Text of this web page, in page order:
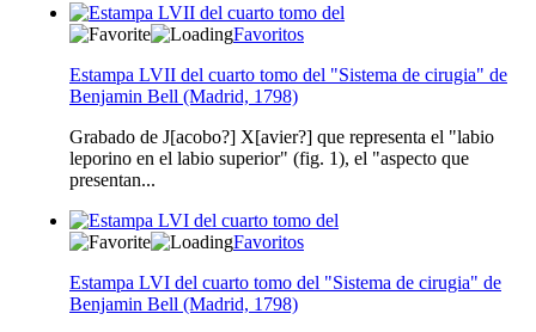
Favoritos
Estampa LVII del cuarto tomo del "Sistema de cirugia" de
Benjamin Bell (Madrid, 1798)
Grabado de J[acobo?] X[avier?] que representa el "labio
leporino en el labio superior" (fig. 1), el "aspecto que
presentan...
Favoritos
Estampa LVI del cuarto tomo del "Sistema de cirugia" de
Benjamin Bell (Madrid, 1798)